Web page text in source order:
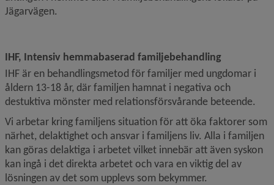
Jägarvägen.
IHF, Intensiv hemmabaserad familjebehandling
IHF är en behandlingsmetod för familjer med ungdomar i
åldern 13-18 år, där familjen hamnat i negativa och
destuktiva mönster med relationsförsvårande beteende.
Vi arbetar kring familjens situation för att öka faktorer som
närhet, del­aktighet och ansvar i familjens liv. Alla i familjen
kan göras delaktiga i arbetet vilket innebär att även syskon
kan ingå i det direkta arbetet och vara en viktig del av
lösningen av det som upplevs som bekymmer.